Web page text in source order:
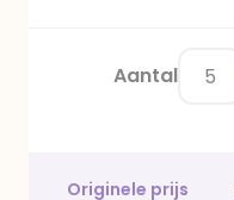
Aantal
Originele prijs